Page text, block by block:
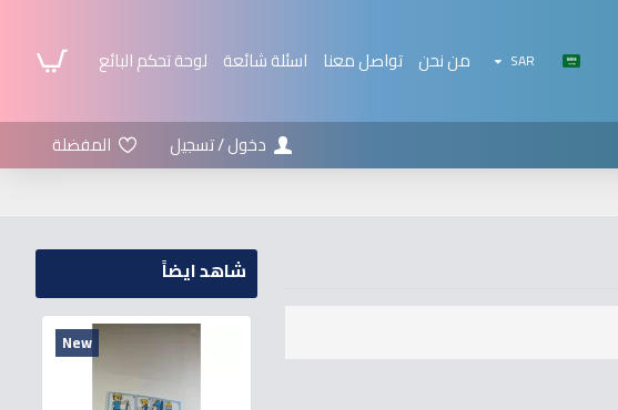
SAR من نحن تواصل معنا اسئلة شائعة لوحة تحكم البائع
دخول / تسجيل
المفضلة
شاهد ايضاً
New